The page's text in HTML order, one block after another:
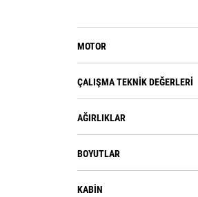
MOTOR
ÇALIŞMA TEKNIK DEĞERLERI
AĞIRLIKLAR
BOYUTLAR
KABIN